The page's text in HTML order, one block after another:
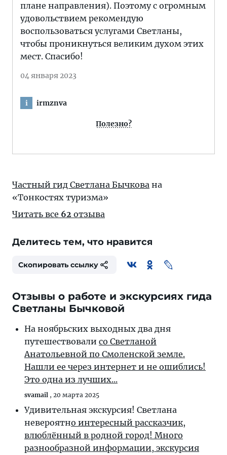
плане направления). Поэтому с огромным
удовольствием рекомендую
воспользоваться услугами Светланы,
чтобы проникнуться великим духом этих
мест. Спасибо!
04 января 2023
i irmznva
Полезно?
Частный гид Светлана Бычкова на
«Тонкостях туризма»
Читать все 62 отзыва
Делитесь тем, что нравится
Скопировать ссылку
Отзывы о работе и экскурсиях гида
Светланы Бычковой
На ноябрьских выходных два дня
путешествовали со Светланой
Анатольевной по Смоленской земле.
Нашли ее через интернет и не ошиблись!
Это одна из лучших...
svamail , 20 марта 2025
Удивительная экскурсия! Светлана
невероятно интересный рассказчик,
влюблённый в родной город! Много
разнообразной информации, экскурсия